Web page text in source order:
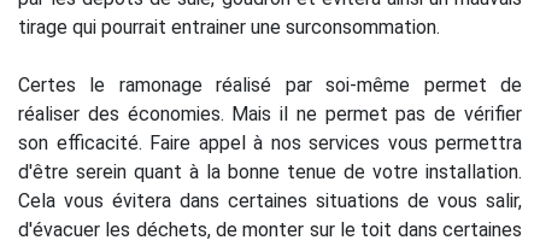
tirage qui pourrait entrainer une surconsommation.
Certes le ramonage réalisé par soi-même permet de
réaliser des économies. Mais il ne permet pas de vérifier
son efficacité. Faire appel à nos services vous permettra
d'être serein quant à la bonne tenue de votre installation.
Cela vous évitera dans certaines situations de vous salir,
d'évacuer les déchets, de monter sur le toit dans certaines